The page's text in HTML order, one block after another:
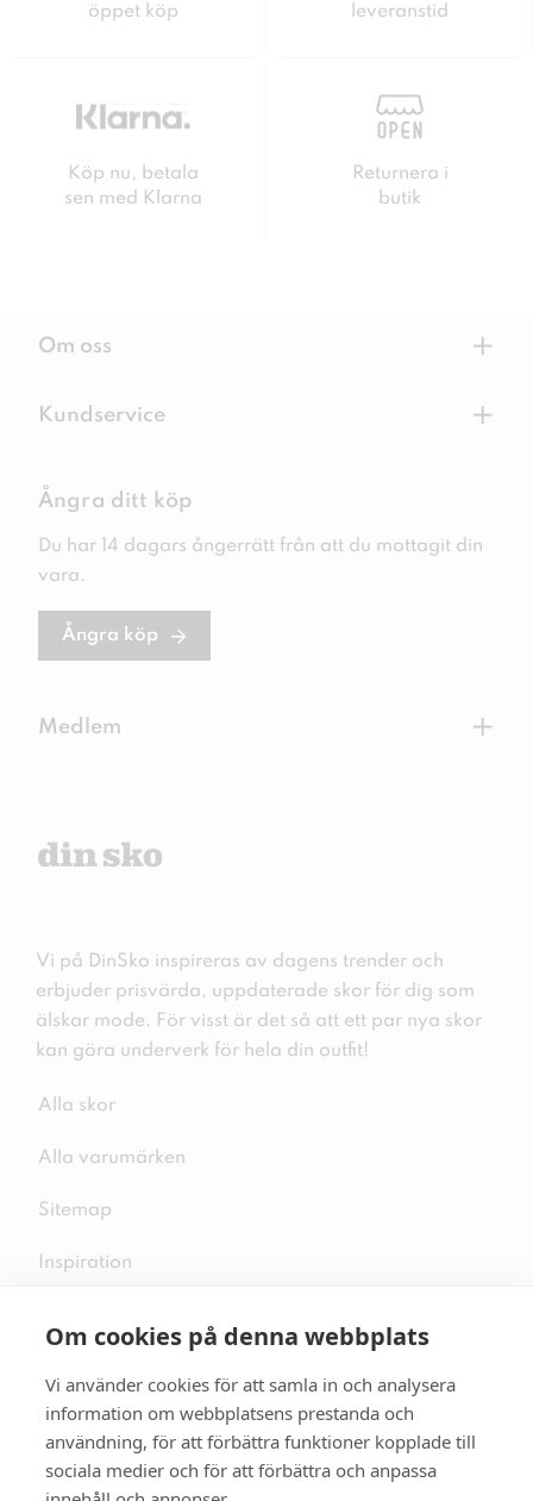
Om cookies på denna webbplats
Vi använder cookies för att samla in och analysera
information om webbplatsens prestanda och
användning, för att förbättra funktioner kopplade till
sociala medier och för att förbättra och anpassa
öppet köp
leveranstid
Köp nu, betala
sen med Klarna
Returnera i
butik
Om oss +
Kundservice +
Ångra ditt köp
Du har 14 dagars ångerrätt från att du mottagit din
vara.
Ångra köp
Medlem +
Vi på DinSko inspireras av dagens trender och
erbjuder prisvärda, uppdaterade skor för dig som
älskar mode. För visst är det så att ett par nya skor
kan göra underverk för hela din outfit!
Alla skor
Alla varumärken
Sitemap
Inspiration
Följ oss på sociala medier